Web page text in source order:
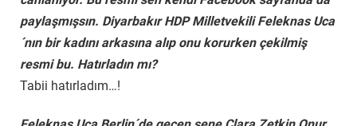
paylaşmışsın. Diyarbakır HDP Milletvekili Feleknas Uca
´nın bir kadını arkasına alıp onu korurken çekilmiş
resmi bu. Hatırladın mı?
Tabii hatırladım…!